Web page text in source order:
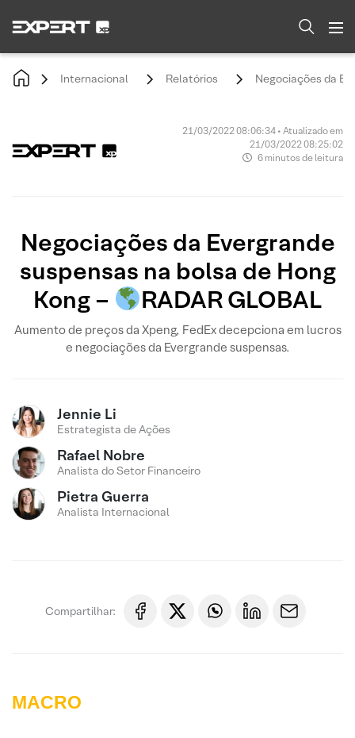
Internacional Relatórios Negociações da
21/03/2022 08:06:34 • Atualizado em
21/03/2022 08:25:02
6 minutos de leitura
Negociações da Evergrande
suspensas na bolsa de Hong
Kong –
RADAR GLOBAL
Aumento de preços da Xpeng, FedEx decepciona em lucros
e negociações da Evergrande suspensas.
Jennie Li
Estrategista de Ações
Rafael Nobre
Analista do Setor Financeiro
Pietra Guerra
Analista Internacional
Compartilhar:
MACRO